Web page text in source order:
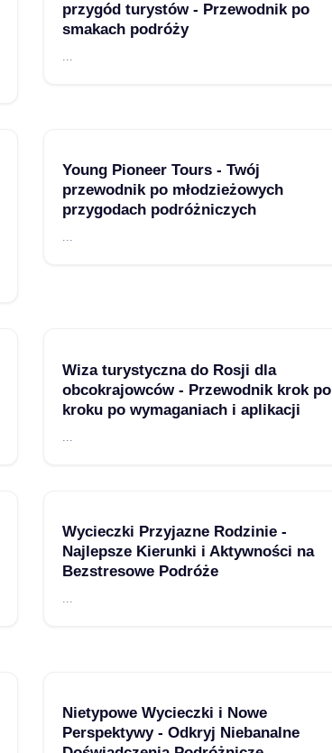
przygód turystów - Przewodnik po
smakach podróży
...
Young Pioneer Tours - Twój
przewodnik po młodzieżowych
przygodach podróżniczych
...
Wiza turystyczna do Rosji dla
obcokrajowców - Przewodnik krok po
kroku po wymaganiach i aplikacji
Wycieczki Przyjazne Rodzinie -
Najlepsze Kierunki i Aktywności na
Bezstresowe Podróże
Nietypowe Wycieczki i Nowe
Perspektywy - Odkryj Niebanalne